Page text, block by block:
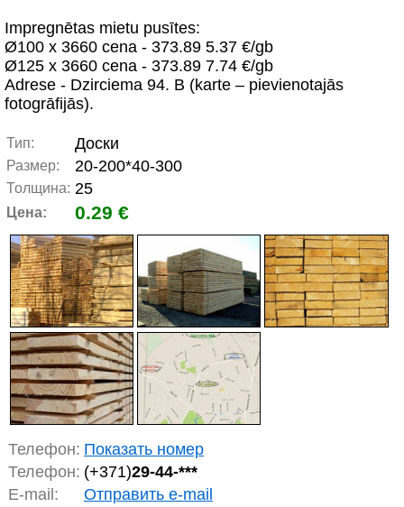
Impregnētas mietu pusītes:
Ø100 x 3660 cena - 373.89 5.37 €/gb
Ø125 x 3660 cena - 373.89 7.74 €/gb
Adrese - Dzirciema 94. B (karte – pievienotajās
fotogrāfijās).
Тип: Доски
Размер: 20-200*40-300
Толщина: 25
Цена: 0.29 €
Телефон: Показать номер
Телефон: (+371)29-44-***
E-mail:
Отправить e-mail